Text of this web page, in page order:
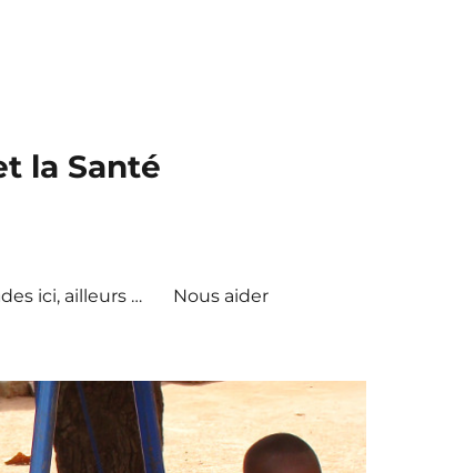
la Santé
ici, ailleurs … Nous aider